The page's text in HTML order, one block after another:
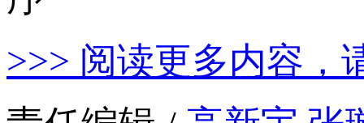
>>> 阅读更多内容，